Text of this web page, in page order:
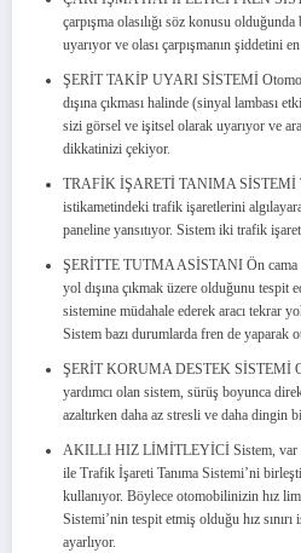
çarpışma olasılığı söz konusu
uyarıyor ve olası çarpışmanın şiddetini
ŞERİT TAKİP UYARI SİSTEMİ
dışına çıkması halinde (sinyal lambası
sizi görsel ve işitsel olarak uyarıyor ve
dikkatinizi çekiyor.
TRAFİK İŞARETİ TANIMA SİSTEMİ
istikametindeki trafik işaretlerini
paneline yansıtıyor. Sistem iki trafik
ŞERİTTE TUTMA ASİSTANI Ön cama
yol dışına çıkmak üzere olduğunu
sistemine müdahale ederek aracı tekrar
Sistem bazı durumlarda fren de yaparak
ŞERİT KORUMA DESTEK SİSTEMİ
yardımcı olan sistem, sürüş boyunca
azaltırken daha az stresli ve daha dingin
AKILLI HIZ LİMİTLEYİCİ Sistem, var
ile Trafik İşareti Tanıma Sistemi’ni
kullanıyor. Böylece otomobilinizin hız
Sistemi’nin tespit etmiş olduğu hız
ayarlıyor.